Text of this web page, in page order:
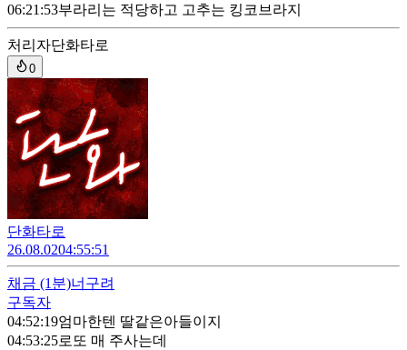
06:21:53부라리는 적당하고 고추는 킹코브라지
처리자단화타로
0
단화타로
26.08.0204:55:51
채금 (1분)너구려
구독자
04:52:19엄마한텐 딸같은아들이지
04:53:25로또 매 주사는데